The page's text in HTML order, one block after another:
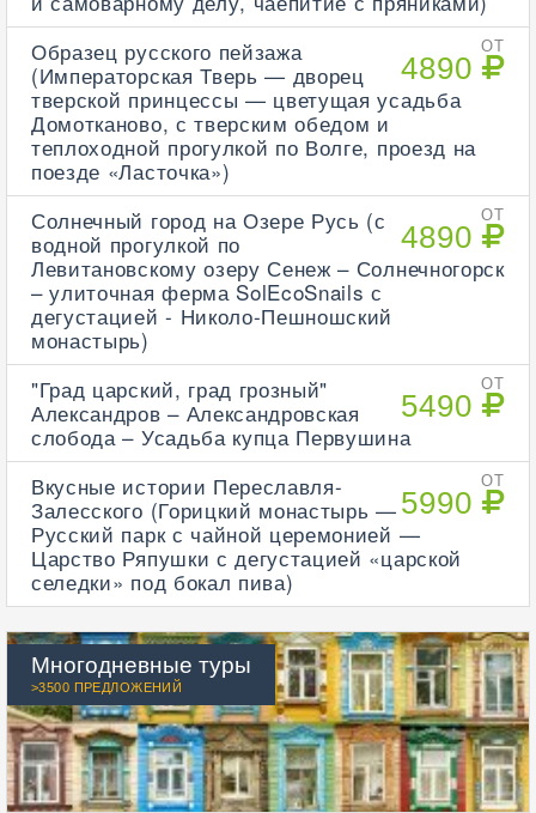
ОТ
4890
Образец русского пейзажа
(Императорская Тверь — дворец
тверской принцессы — цветущая усадьба
Домотканово, с тверским обедом и
теплоходной прогулкой по Волге, проезд на
поезде «Ласточка»)
ОТ
4890
Солнечный город на Озере Русь (с
водной прогулкой по
Левитановскому озеру Сенеж – Солнечногорск
– улиточная ферма SolEcoSnails с
дегустацией - Николо-Пешношский
монастырь)
ОТ
5490
"Град царский, град грозный"
Александров – Александровская
слобода – Усадьба купца Первушина
ОТ
5990
Вкусные истории Переславля-
Залесского (Горицкий монастырь —
Русский парк с чайной церемонией —
Царство Ряпушки с дегустацией «царской
селедки» под бокал пива)
Многодневные туры
>3500 ПРЕДЛОЖЕНИЙ